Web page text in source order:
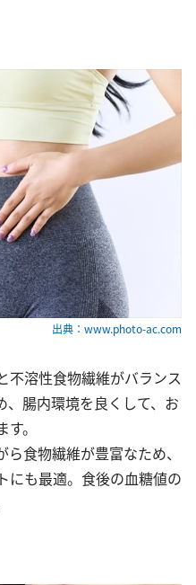
出典：www.photo-ac.com
不溶性食物繊維がバランス
、腸内環境を良くして、お
。
食物繊維が豊富なため、
にも最適。食後の血糖値の